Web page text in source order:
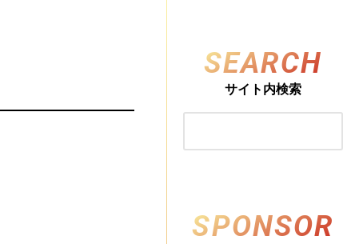
SEARCH
サイト内検索
SPONSOR